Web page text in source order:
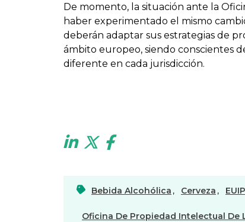
De momento, la situación ante la
haber experimentado el mismo
deberán adaptar sus estrategias de
ámbito europeo, siendo conscientes
diferente en cada jurisdicción.
Bebida Alcohólica , Cerveza ,
Oficina De Propiedad Intelectual De